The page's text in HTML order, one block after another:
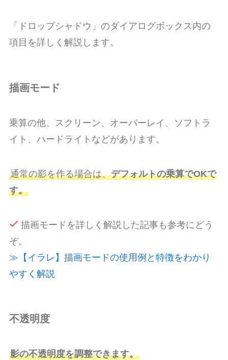
「ドロップシャドウ」のダイアログボックス内の
項目を詳しく解説します。
描画モード
乗算の他、スクリーン、オーバーレイ、ソフトラ
イト、ハードライトなどがあります。
通常の影を作る場合は、デフォルトの乗算でOKで
す。
描画モードを詳しく解説した記事も参考にどう
ぞ。
≫【イラレ】描画モードの使用例と特徴をわかり
やすく解説
不透明度
影の不透明度を調整できます。